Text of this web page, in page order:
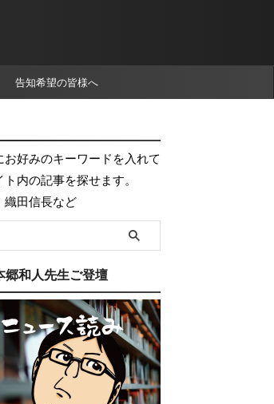
告知希望の皆様へ
好みのキーワードを入れて
内の記事を探せます。
織田信長など
郷和人先生ご登壇